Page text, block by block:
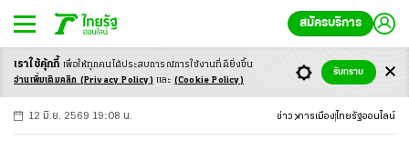
สมัครบริการ
-ก ก ก+
12 มิ.ย. 2569 19:08 น. ข่าว การเมือง ไทยรัฐออนไลน์
เราใช้คุ้กกี้ เพื่อให้ทุกคนได้ประสบการณ์การใช้งานที่ดียิ่งขึ้น
อ่านเพิ่มเติมคลิก (Privacy Policy) และ (Cookie Policy)
รับทราบ